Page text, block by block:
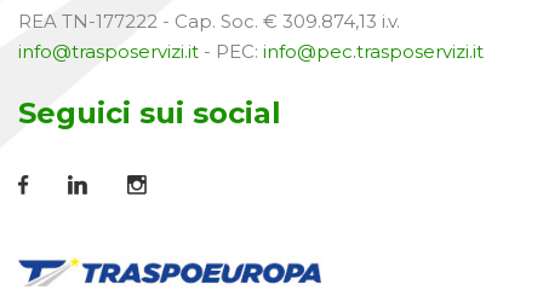
REA TN-177222 - Cap. Soc. € 309.874,13 i.v.
info@trasposervizi.it - PEC: info@pec.trasposervizi.it
Seguici sui social